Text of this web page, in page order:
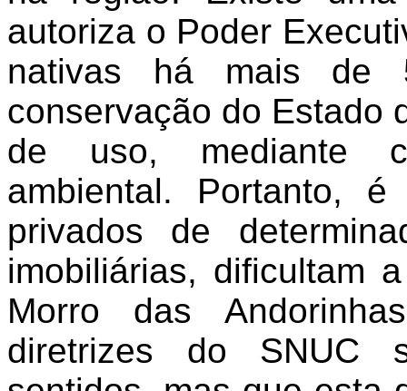
autoriza o Poder
nativas há mais de
conservação do Estado
de uso, mediante
ambiental. Portanto,
privados de
imobiliárias, dificultam
Morro das
diretrizes do SNUC